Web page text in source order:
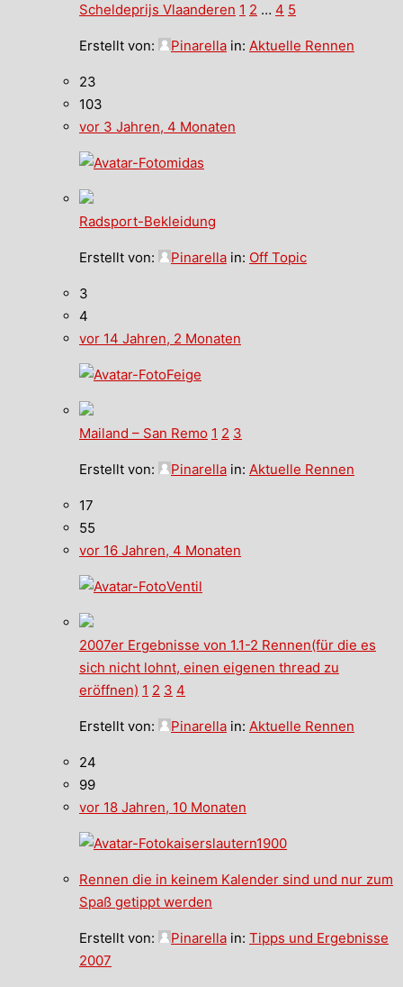
Scheldeprijs Vlaanderen 1 2 … 4 5
Erstellt von: Pinarella in: Aktuelle Rennen
23
103
vor 3 Jahren, 4 Monaten
midas
Radsport-Bekleidung
Erstellt von: Pinarella in: Off Topic
3
4
vor 14 Jahren, 2 Monaten
Feige
Mailand – San Remo 1 2 3
Erstellt von: Pinarella in: Aktuelle Rennen
17
55
vor 16 Jahren, 4 Monaten
Ventil
2007er Ergebnisse von 1.1-2 Rennen(für die es
sich nicht lohnt, einen eigenen thread zu
eröffnen) 1 2 3 4
Erstellt von: Pinarella in: Aktuelle Rennen
24
99
vor 18 Jahren, 10 Monaten
kaiserslautern1900
Rennen die in keinem Kalender sind und nur zum
Spaß getippt werden
Erstellt von: Pinarella in: Tipps und Ergebnisse
2007